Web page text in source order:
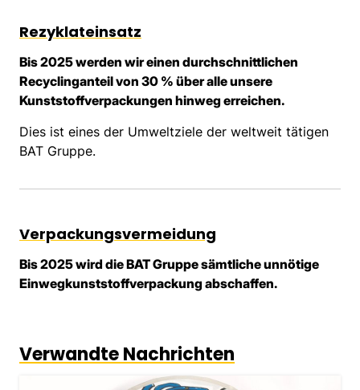
Rezyklateinsatz
Bis 2025 werden wir einen durchschnittlichen
Recyclinganteil von 30 % über alle unsere
Kunststoffverpackungen hinweg erreichen.
Dies ist eines der Umweltziele der weltweit tätigen
BAT Gruppe.
Verpackungsvermeidung
Bis 2025 wird die BAT Gruppe sämtliche unnötige
Einwegkunststoffverpackung abschaffen.
Verwandte Nachrichten